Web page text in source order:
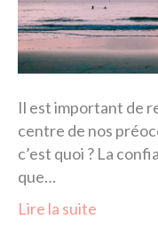
Il est important de
centre de nos
c’est quoi ? La
que…
Lire la suite